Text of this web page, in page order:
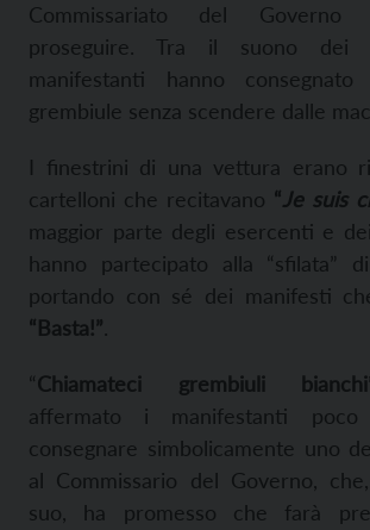
Commissariato del
proseguire. Tra il suono dei
manifestanti hanno
grembiule senza scendere dalle
I finestrini di una vettura erano
cartelloni che recitavano “Je suis
maggior parte degli esercenti e
hanno partecipato alla “sfilata”
portando con sé dei manifesti
“Basta!”.
“Chiamateci grembiuli bianchi
affermato i manifestanti
consegnare simbolicamente uno
al Commissario del Governo,
suo, ha promesso che farà